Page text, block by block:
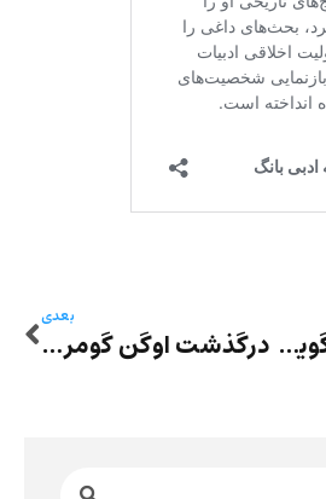
گویه‌های بانگ – گویۀ بیستم: چند شعر از ندا معمار کرمانی
بعدی
درگذشت اوگن گومرینگر: پدر شعر کانکریت و پیشگام ادبیات مدرن